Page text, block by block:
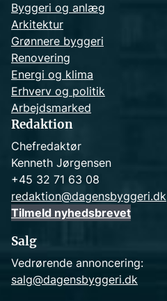
Byggeri og anlæg
Arkitektur
Grønnere byggeri
Renovering
Energi og klima
Erhverv og politik
Arbejdsmarked
Redaktion
Chefredaktør
Kenneth Jørgensen
+45 32 71 63 08
redaktion@dagensbyggeri.dk
Tilmeld nyhedsbrevet
Salg
Vedrørende annoncering:
salg@dagensbyggeri.dk